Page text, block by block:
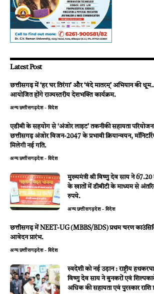
Latest Post
छत्तीसगढ़ में ‘हर घर तिरंगा’ और ‘वंदे मातरम्’ अभियान की
आयोजित होंगे राज्यस्तरीय देशभक्ति कार्यक्रम.
अन्यछत्तीसगढ़देश - विदेश
एडीबी के सहयोग से ‘अंजोर लाइट’ तकनीकी सहायता
छत्तीसगढ़ अंजोर विजन-2047 के प्रभावी क्रियान्वयन,
मिलेगी नई गति.
अन्यछत्तीसगढ़देश - विदेश
मुख्यमंत्री श्री विष्णु देव साय ने
के खातों में डीबीटी के माध्यम से
रुपये.
अन्यछत्तीसगढ़देश - विदेश
छत्तीसगढ़ में NEET-UG (MBBS/BDS) प्रथम चरण
आवेदन प्रारंभ.
अन्यछत्तीसगढ़देश - विदेश
स्वदेशी को नई उड़ान : राष्ट्रीय
विष्णु देव साय ने बुनकरों एवं
अधिक की सहायता एवं पुरस्कार राशि